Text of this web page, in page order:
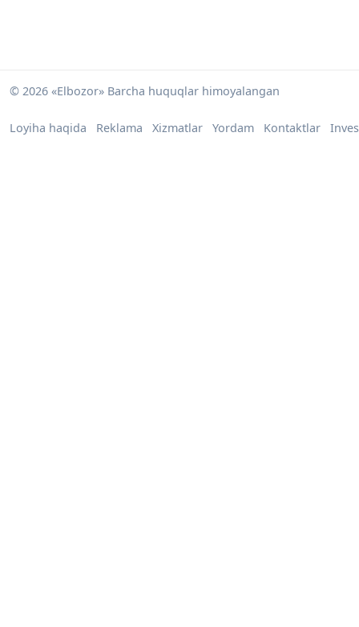
© 2026 «Elbozor» Barcha huquqlar himoyalangan
Loyiha haqida Reklama Xizmatlar Yordam Kontaktlar